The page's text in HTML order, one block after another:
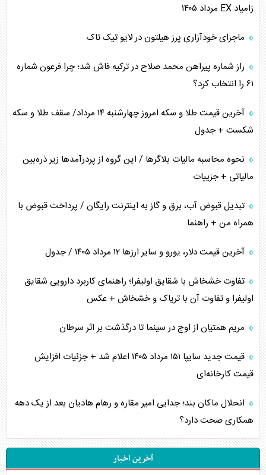
پیام، ظرفیت بالفعل‌نشده تجارت ایران
همسویی عربستان با سنتکام علیه متحدان ایران
ترامپ و توهم خلع سلاح حماس
زامیاد EX مرداد ۱۴۰۵
ماجرای خودآزاری پرز هیلتون در لایو تیک تاک
راز شماره پیراهن محمد صلاح در ترکیه فاش شد؛ چرا فرعون شماره
۶۱ را انتخاب کرد؟
آخرین قیمت طلا و سکه امروز چهارشنبه ۱۴ مرداد/ سقف طلا و سکه
شکست + جدول
نحوه محاسبه مالیات بلاگر‌ها / این گروه از پردرآمد‌ها زیر ذره‌بین
مالیاتی + جزییات
تبدیل قبوض آب، برق و گاز به اینترنت رایگان / پرداخت قبوض با
همراه من + راهنما
آخرین قیمت دلار، یورو و سایر ارز‌ها ۱۲ مرداد ۱۴۰۵ / جدول
تفاوت خشخاش با شقایق اولیفرا؛ راهنمای کاربرد دارویی شقایق
اولیفرا و تفاوت آن با تریاک و خشخاش + عکس
مریم همتیان از اوج در سینما تا درگذشت بر اثر سرطان
قیمت جدید سایپا ۱۵۱ مرداد ۱۴۰۵ اعلام شد + جزئیات افزایش
قیمت کارخانه‌ای
انحلال ماکان بند؛ جدایی امیر مقاره و رهام هادیان بعد از یک دهه
همکاری صحت دارد؟
آخرین اخبار